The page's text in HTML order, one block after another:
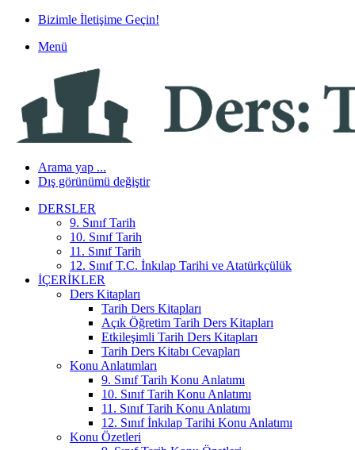
Bizimle İletişime Geçin!
Menü
Arama yap ...
Dış görünümü değiştir
DERSLER
9. Sınıf Tarih
10. Sınıf Tarih
11. Sınıf Tarih
12. Sınıf T.C. İnkılap Tarihi ve Atatürkçülük
İÇERIKLER
Ders Kitapları
Tarih Ders Kitapları
Açık Öğretim Tarih Ders Kitapları
Etkileşimli Tarih Ders Kitapları
Tarih Ders Kitabı Cevapları
Konu Anlatımları
9. Sınıf Tarih Konu Anlatımı
10. Sınıf Tarih Konu Anlatımı
11. Sınıf Tarih Konu Anlatımı
12. Sınıf İnkılap Tarihi Konu Anlatımı
Konu Özetleri